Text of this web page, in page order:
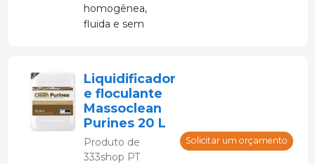
homogênea,
fluida e sem
de patógenos.
Liquidificador
e floculante
Massoclean
Purines 20 L
Produto de
333shop PT
Solicitar um orçamento